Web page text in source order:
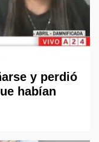
y perdió
habían